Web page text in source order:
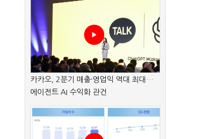
카카오, 2분기 매출·영업익 역대 최대…
에이전트 AI 수익화 관건